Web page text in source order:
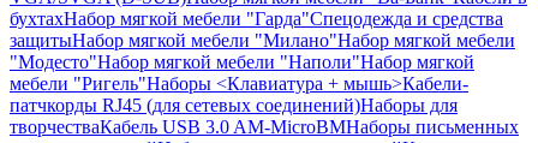
бухтахНабор мягкой мебели "Гарда"Спецодежда и средства
защитыНабор мягкой мебели "Милано"Набор мягкой мебели
"Модесто"Набор мягкой мебели "Наполи"Набор мягкой
мебели "Ригель"Наборы <Клавиатура + мышь>Кабели-
патчкорды RJ45 (для сетевых соединений)Наборы для
творчестваКабель USB 3.0 AM-MicroBMНаборы письменных